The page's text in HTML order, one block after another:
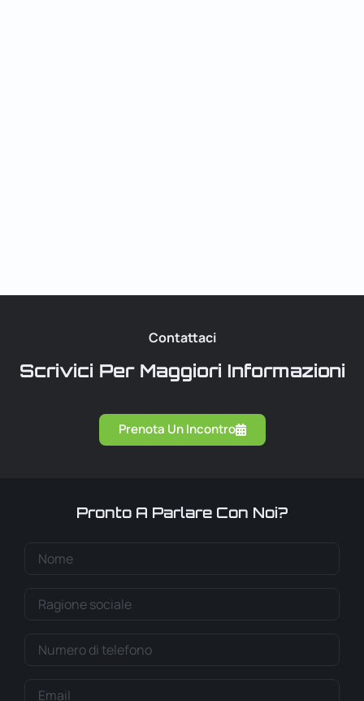
Contattaci
Scrivici Per Maggiori Informazioni
Prenota Un Incontro
Pronto A Parlare Con Noi?